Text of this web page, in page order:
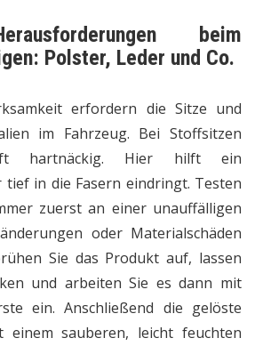
beim
Polster, Leder und Co.
erfordern die Sitze und
im Fahrzeug. Bei Stoffsitzen
hartnäckig. Hier hilft ein
tief in die Fasern eindringt. Testen
zuerst an einer unauffälligen
oder Materialschäden
Sie das Produkt auf, lassen
und arbeiten Sie es dann mit
ein. Anschließend die gelöste
einem sauberen, leicht feuchten